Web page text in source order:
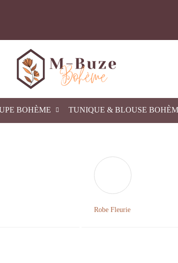
BOHÈME TUNIQUE & BLOUSE
Robe Fleurie